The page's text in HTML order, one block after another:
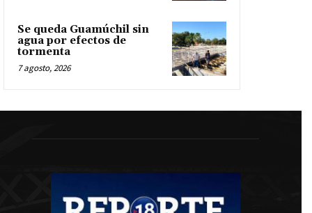
Se queda Guamúchil sin
agua por efectos de
tormenta
7 agosto, 2026